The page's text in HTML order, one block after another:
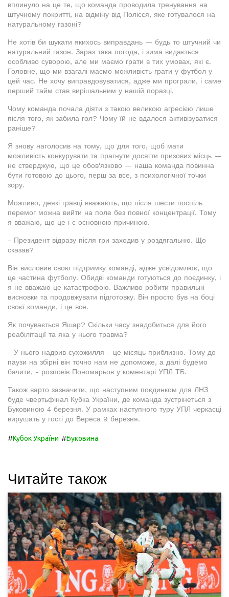
вплинуло на це те, що команда проводила тренування на
штучному покритті, на відміну від Полісся, яке готувалося на
натуральному газоні?
Не хотів би шукати якихось виправдань — будь то штучний чи
натуральний газон. Зараз така погода, і зима видається
особливо суворою, але ми маємо грати в тих умовах, які є.
Головне, що ми взагалі маємо можливість грати у футбол у
цей час. Не хочу виправдовуватися, адже ми програли, і саме
перший тайм став вирішальним у нашій поразці.
Чому команда почала діяти з такою великою агресією лише
після того, як забила гол? Чому їй не вдалося активізуватися
раніше?
Я знову наголосив на тому, що для того, щоб мати
можливість конкурувати та прагнути досягти призових місць —
не стверджую, що це обов'язково — наша команда повинна
бути готовою до цього, перш за все, з психологічної точки
зору.
Можливо, деякі гравці вважають, що після шести поспіль
перемог можна вийти на поле без повної концентрації. Тому
я вважаю, що це і є основною причиною.
- Президент відразу після гри заходив у роздягальню. Що
сказав?
Він висловив свою підтримку команді, адже усвідомлює, що
це частина футболу. Обидві команди готуються до поєдинку, і
я не вважаю це катастрофою. Важливо робити правильні
висновки та продовжувати підготовку. Він просто був на боці
своєї команди, і це все.
Як почувається Яшар? Скільки часу знадобиться для його
реабілітації та яка у нього травма?
- У нього надрив сухожилля - це місяць приблизно. Тому до
паузи на збірні він точно нам не допоможе, а далі будемо
бачити, - розповів Пономарьов у коментарі УПЛ ТБ.
Також варто зазначити, що наступним поєдинком для ЛНЗ
буде чвертьфінал Кубка України, де команда зустрінеться з
Буковиною 4 березня. У рамках наступного туру УПЛ черкасці
вирушать у гості до Вереса 9 березня.
#Кубок України #Буковина
Читайте також